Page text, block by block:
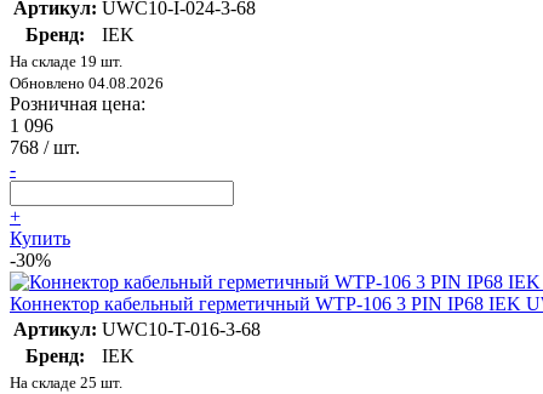
Артикул: UWC10-I-024-3-68
Бренд:
IEK
На складе 19 шт.
Обновлено 04.08.2026
Розничная цена:
1 096
768 / шт.
-
+
Купить
-30%
Коннектор кабельный герметичный WTP-106 3 PIN IP68 IEK
Артикул: UWC10-T-016-3-68
Бренд:
IEK
На складе 25 шт.